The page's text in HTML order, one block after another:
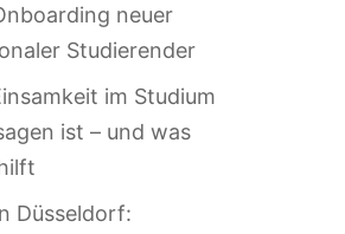
neuer
Studierender
im Studium
ist – und was
Düsseldorf: